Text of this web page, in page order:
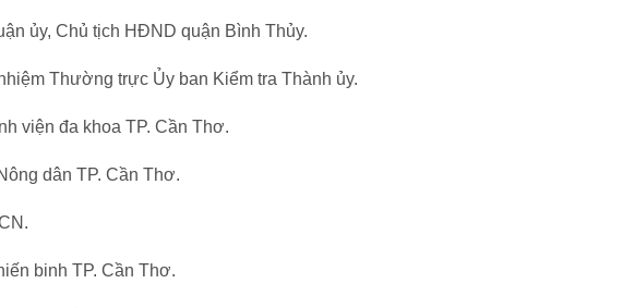
ủy, Chủ tịch HĐND quận Bình Thủy.
Thường trực Ủy ban Kiểm tra Thành ủy.
viện đa khoa TP. Cần Thơ.
dân TP. Cần Thơ.
binh TP. Cần Thơ.